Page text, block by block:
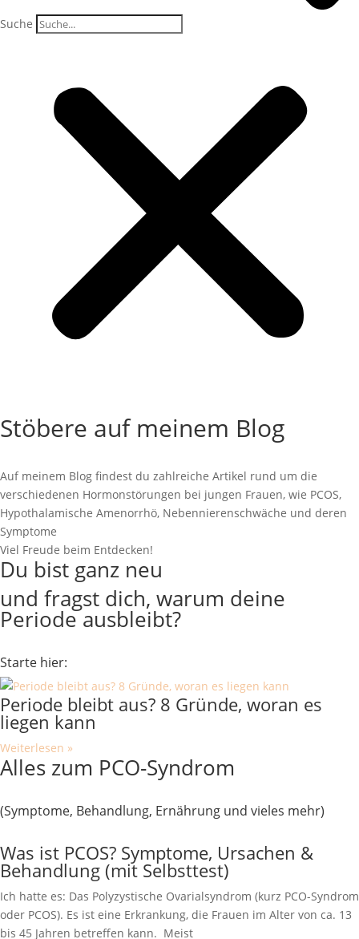
Suche
Stöbere auf meinem Blog
Auf meinem Blog findest du zahlreiche Artikel rund um die
verschiedenen Hormonstörungen bei jungen Frauen, wie PCOS,
Hypothalamische Amenorrhö, Nebennierenschwäche und deren
Symptome
Viel Freude beim Entdecken!
Du bist ganz neu
und fragst dich, warum deine
Periode ausbleibt?
Starte hier:
Periode bleibt aus? 8 Gründe, woran es
liegen kann
Weiterlesen »
Alles zum PCO-Syndrom
(Symptome, Behandlung, Ernährung und vieles mehr)
Was ist PCOS? Symptome, Ursachen &
Behandlung (mit Selbsttest)
Ich hatte es: Das Polyzystische Ovarialsyndrom (kurz PCO-Syndrom
oder PCOS). Es ist eine Erkrankung, die Frauen im Alter von ca. 13
bis 45 Jahren betreffen kann. Meist